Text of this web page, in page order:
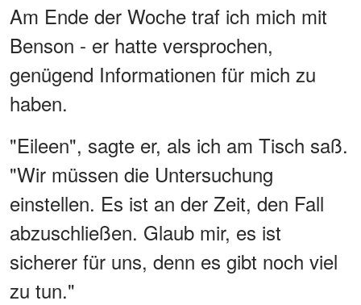
Am Ende der Woche traf ich mich mit
Benson - er hatte versprochen,
genügend Informationen für mich zu
haben.
"Eileen", sagte er, als ich am Tisch saß.
"Wir müssen die Untersuchung
einstellen. Es ist an der Zeit, den Fall
abzuschließen. Glaub mir, es ist
sicherer für uns, denn es gibt noch viel
zu tun."